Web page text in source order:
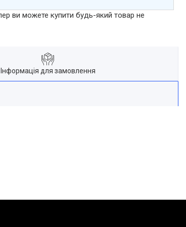
ви можете купити будь-який товар не
Інформація для замовлення